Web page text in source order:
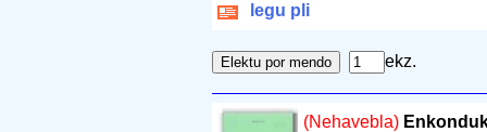
legu pli
ekz.
(Nehavebla)